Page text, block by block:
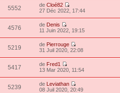
5552 deCloé82
27 Déc 2022, 17:44
4576 de Denis
11 Juin 2022, 19:15
5219 de Pierrouge
31 Juil 2020, 22:08
5417 de Fred1
13 Mar 2020, 11:54
5239 de Leviathan
08 Juil 2020, 20:49